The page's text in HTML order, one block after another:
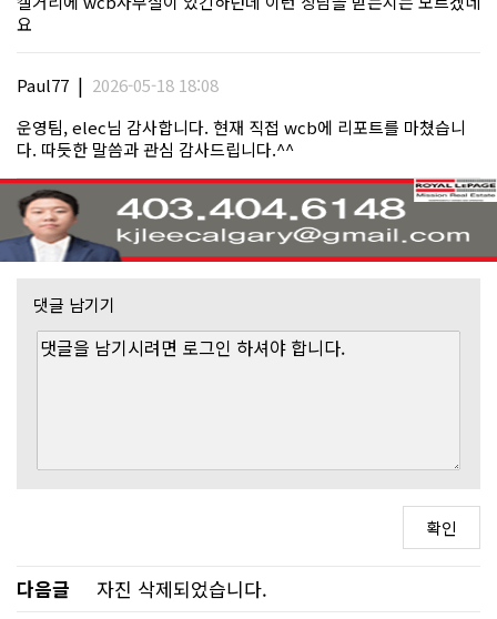
요
Paul77 | 2026-05-18 18:08
운영팀, elec님 감사합니다. 현재 직접 wcb에 리포트를 마쳤습니
다. 따듯한 말씀과 관심 감사드립니다.^^
댓글 남기기
다음글
자진 삭제되었습니다.